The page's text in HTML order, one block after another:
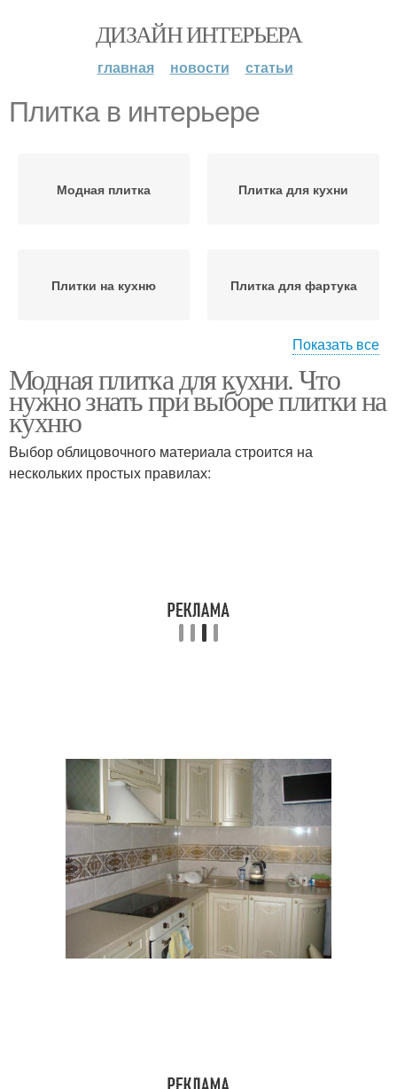
ДИЗАЙН ИНТЕРЬЕРА
главная новости статьи
Плитка в интерьере
Модная плитка Плитка для кухни
Плитки на кухню Плитка для фартука
Плитка на кухню Напольная плитка
Плитка на кухне
Показать все
Модная плитка для кухни. Что
нужно знать при выборе плитки на
кухню
Выбор облицовочного материала строится на
нескольких простых правилах: